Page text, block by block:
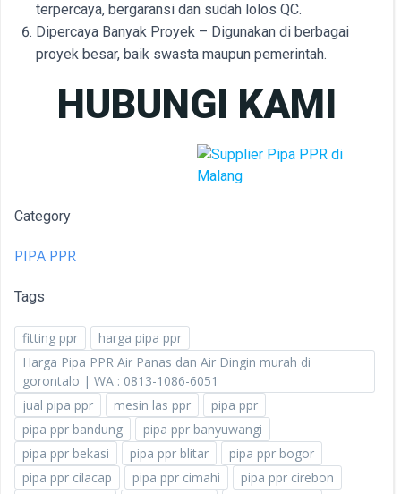
terpercaya, bergaransi dan sudah lolos QC.
Dipercaya Banyak Proyek – Digunakan di berbagai
proyek besar, baik swasta maupun pemerintah.
HUBUNGI KAMI
Category
PIPA PPR
Tags
fitting ppr
harga pipa ppr
Harga Pipa PPR Air Panas dan Air Dingin murah di
gorontalo | WA : 0813-1086-6051
jual pipa ppr
mesin las ppr
pipa ppr
pipa ppr bandung
pipa ppr banyuwangi
pipa ppr bekasi
pipa ppr blitar
pipa ppr bogor
pipa ppr cilacap
pipa ppr cimahi
pipa ppr cirebon